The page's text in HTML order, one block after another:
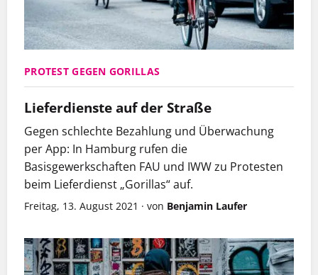
PROTEST GEGEN GORILLAS
Lieferdienste auf der Straße
Gegen schlechte Bezahlung und Überwachung
per App: In Hamburg rufen die
Basisgewerkschaften FAU und IWW zu Protesten
beim Lieferdienst „Gorillas“ auf.
Freitag, 13. August 2021 · von Benjamin Laufer